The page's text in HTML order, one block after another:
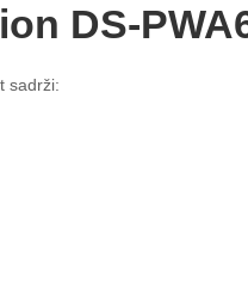
DS-
sadrži: